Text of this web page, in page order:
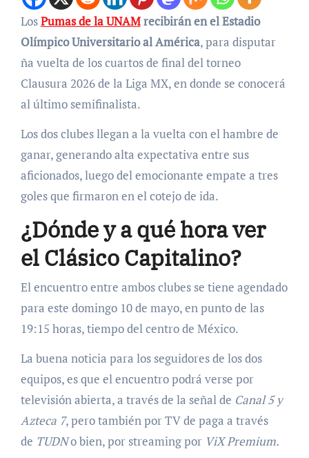
LosPumas de la UNAMrecibirán en el Estadio
Olímpico Universitario al América, para disputar
ña vuelta de los cuartos de final del torneo
Clausura 2026 de la Liga MX, en donde se conocerá
al último semifinalista.
Los dos clubes llegan a la vuelta con el hambre de
ganar, generando alta expectativa entre sus
aficionados, luego del emocionante empate a tres
goles que firmaron en el cotejo de ida.
¿Dónde y a qué hora ver
el Clásico Capitalino?
El encuentro entre ambos clubes se tiene agendado
para este domingo 10 de mayo, en punto de las
19:15 horas, tiempo del centro de México.
La buena noticia para los seguidores de los dos
equipos, es que el encuentro podrá verse por
televisión abierta, a través de la señal de Canal 5 y
Azteca 7, pero también por TV de paga a través
de TUDNo bien, por streaming por ViX Premium.